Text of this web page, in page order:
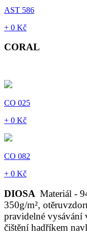
AST 586
+ 0 Kč
CORAL
CO 025
+ 0 Kč
CO 082
+ 0 Kč
DIOSA Materiál -
350g/m²,
pravidelné vysávání
čištění hadříkem